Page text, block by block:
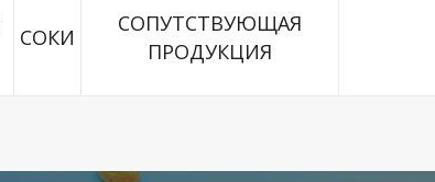
СОКИ
СОПУТСТВУЮЩАЯ
ПРОДУКЦИЯ